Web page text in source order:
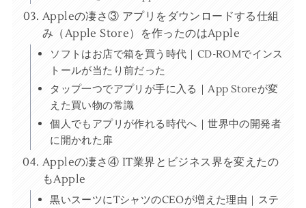
Appleの凄さ③ アプリをダウンロードする仕組
み（Apple Store）を作ったのはApple
ソフトはお店で箱を買う時代｜CD-ROMでインス
トールが当たり前だった
タップ一つでアプリが手に入る｜App Storeが変
えた買い物の常識
個人でもアプリが作れる時代へ｜世界中の開発者
に開かれた扉
Appleの凄さ④ IT業界とビジネス界を変えたの
もApple
黒いスーツにTシャツのCEOが増えた理由｜ステ